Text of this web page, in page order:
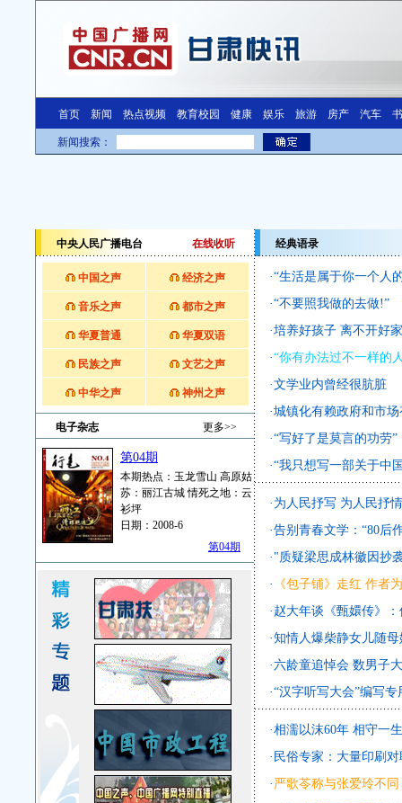
中央人民广播电台 在线收听
中国之声 经济之声
音乐之声 都市之声
华夏普通 华夏双语
民族之声 文艺之声
中华之声 神州之声
电子杂志 更多>>
第04期
本期热点：玉龙雪山 高原姑
苏：丽江古城 情死之地：云
衫坪
日期：2008-6
第04期
经典语录
·“生活是属于你一个人
·“不要照我做的去做!”
·培养好孩子 离不开好
·“你有办法过不一样的
·文学业内曾经很肮脏
·城镇化有赖政府和市
·“写好了是莫言的功劳”
·“我只想写一部关于中
· 为人民抒写 为人民抒
·告别青春文学：“80后
· "质疑梁思成林徽因抄
·
《包子铺》走红 作者
· 赵大年谈《甄嬛传》
·知情人爆柴静女儿随母
·六龄童追悼会 数男子
·“汉字听写大会”编写专
·相濡以沫60年 相守一
· 民俗专家：大量印刷
· 严歌苓称与张爱玲不